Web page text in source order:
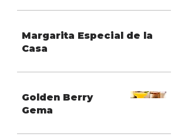
Margarita Especial de la
Casa
Golden Berry
Gema